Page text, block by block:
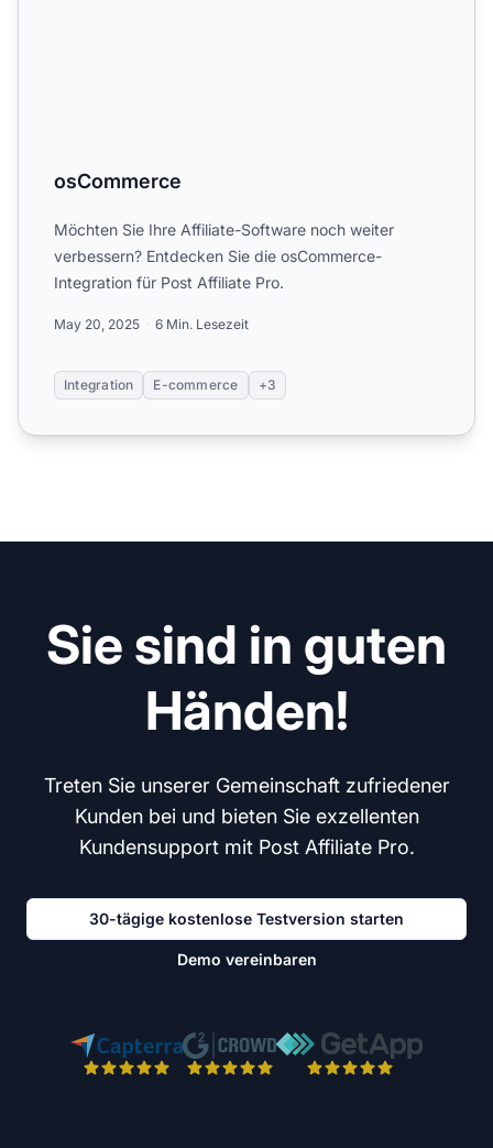
osCommerce
Möchten Sie Ihre Affiliate-Software noch weiter
verbessern? Entdecken Sie die osCommerce-
Integration für Post Affiliate Pro.
May 20, 2025 6 Min. Lesezeit
Integration E-commerce +3
Sie sind in guten
Händen!
Treten Sie unserer Gemeinschaft zufriedener
Kunden bei und bieten Sie exzellenten
Kundensupport mit Post Affiliate Pro.
30-tägige kostenlose Testversion starten
Demo vereinbaren